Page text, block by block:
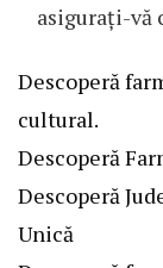
asigurați-vă
Descoperă
cultural.
Descoperă
Descoperă
Unică